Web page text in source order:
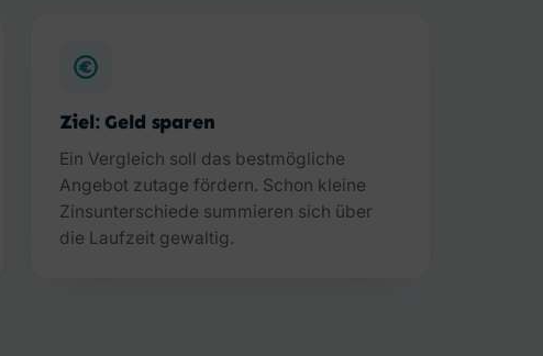
Ziel: Geld sparen
Ein Vergleich soll das bestmögliche
Angebot zutage fördern. Schon kleine
Zinsunterschiede summieren sich über
die Laufzeit gewaltig.